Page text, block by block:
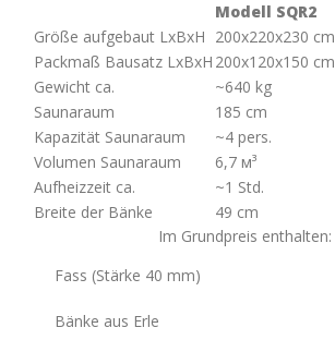
Modell SQR2
Größe aufgebaut LxBxH 200x220x230 cm
Packmaß Bausatz LxBxH 200х120х150 cm
Gewicht ca.
~640 kg
Saunaraum
185 cm
Kapazität Saunaraum
~4 pers.
Volumen Saunaraum
6,7 м³
Aufheizzeit ca.
~1 Std.
Breite der Bänke
49 cm
Im Grundpreis enthalten:
Fass (Stärke 40 mm)
Bänke aus Erle